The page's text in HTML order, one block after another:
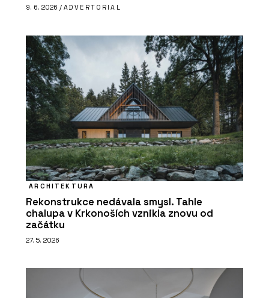
9. 6. 2026 / ADVERTORIAL
ARCHITEKTURA
Rekonstrukce nedávala smysl. Tahle
chalupa v Krkonoších vznikla znovu od
začátku
27. 5. 2026